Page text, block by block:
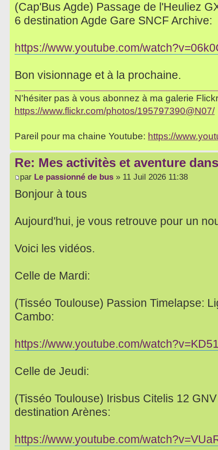
(Cap'Bus Agde) Passage de l'Heuliez
6 destination Agde Gare SNCF Archive:
https://www.youtube.com/
Bon visionnage et à la prochaine.
N'hésiter pas à vous abonnez à ma galerie
https://www.flickr.com/photos/195797390@N07/
Pareil pour ma chaine Youtube: https://
Re: Mes activitès et aventure
par Le passionné de bus » 11 Juil 2026 11:38
Bonjour à tous
Aujourd'hui, je vous retrouve pour un
Voici les vidéos.
Celle de Mardi:
(Tisséo Toulouse) Passion Timelapse:
Cambo:
https://www.youtube.com/
Celle de Jeudi:
(Tisséo Toulouse) Irisbus Citelis 12
destination Arènes:
https://www.youtube.com/